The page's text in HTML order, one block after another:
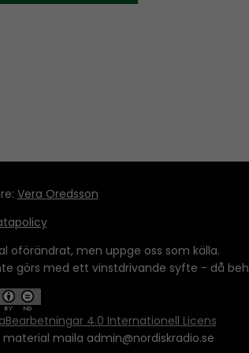
Vera Oredsson
oförändrat, men uppge oss som källa.
görs med ett vinstdrivande syfte - då
4.0 Internationell Licens
maila admin@nordiskradio.se